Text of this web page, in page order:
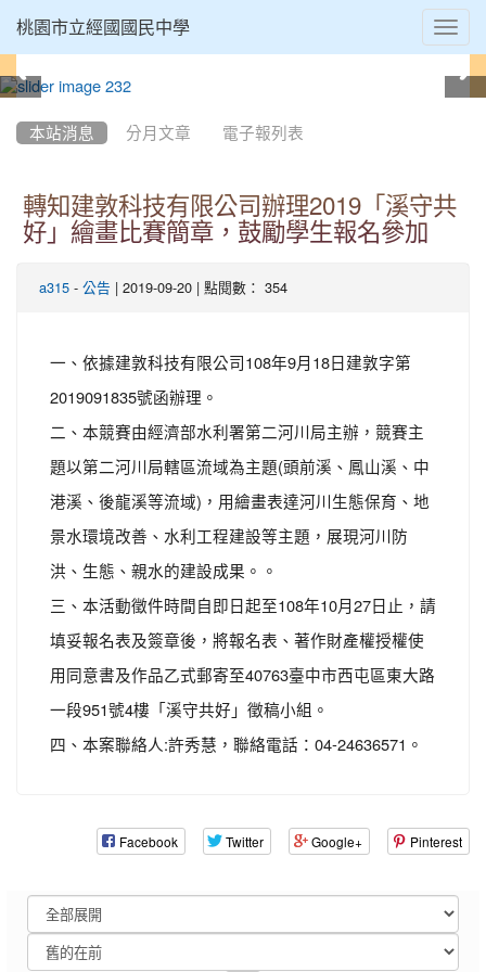
桃園市立經國國民中學
本站消息 分月文章 電子報列表
轉知建敦科技有限公司辦理2019「溪守共
好」繪畫比賽簡章，鼓勵學生報名參加
a315 - 公告 | 2019-09-20 | 點閱數： 354
一、依據建敦科技有限公司108年9月18日建敦字第
2019091835號函辦理。
二、本競賽由經濟部水利署第二河川局主辦，競賽主
題以第二河川局轄區流域為主題(頭前溪、鳳山溪、中
港溪、後龍溪等流域)，用繪畫表達河川生態保育、地
景水環境改善、水利工程建設等主題，展現河川防
洪、生態、親水的建設成果。。
三、本活動徵件時間自即日起至108年10月27日止，請
填妥報名表及簽章後，將報名表、著作財產權授權使
用同意書及作品乙式郵寄至40763臺中市西屯區東大路
一段951號4樓「溪守共好」徵稿小組。
四、本案聯絡人:許秀慧，聯絡電話：04-24636571。
Facebook Twitter Google+ Pinterest